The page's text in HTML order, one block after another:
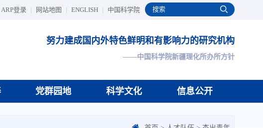
ARP登录 | 网站地图 | ENGLISH | 中国科学院
努力建成国内外特色鲜明和有影响力的研究机构
——中国科学院新疆理化所办所方针
党群园地 科学文化 信息公开